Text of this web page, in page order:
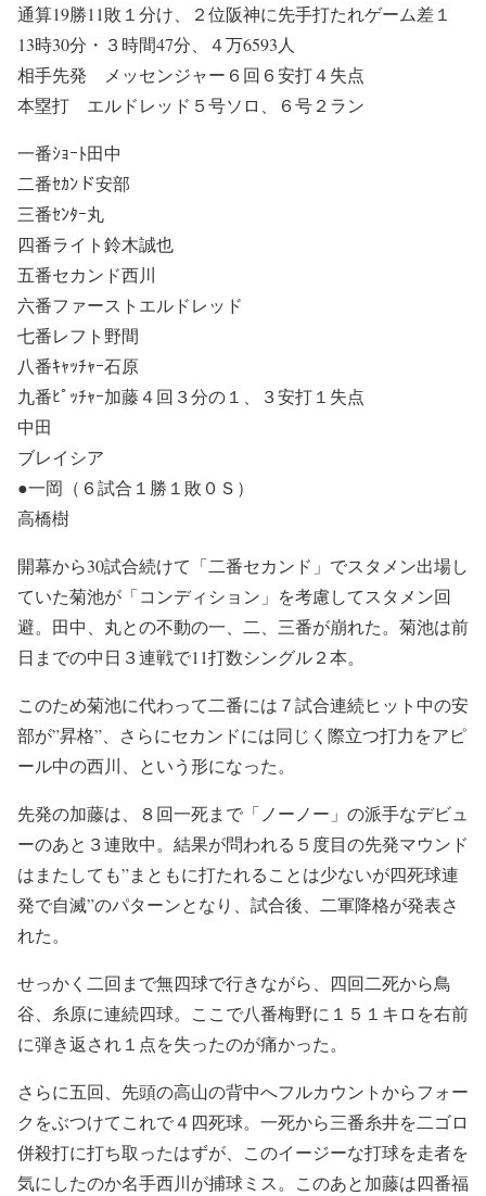
通算19勝11敗１分け、２位阪神に先手打たれゲーム差１
13時30分・３時間47分、４万6593人
相手先発 メッセンジャー６回６安打４失点
本塁打 エルドレッド５号ソロ、６号２ラン
一番ｼｮｰﾄ田中
二番ｾｶﾝド安部
三番ｾﾝﾀｰ丸
四番ライト鈴木誠也
五番セカンド西川
六番ファーストエルドレッド
七番レフト野間
八番ｷｬｯﾁｬｰ石原
九番ﾋﾟｯﾁｬｰ加藤４回３分の１、３安打１失点
中田
ブレイシア
●一岡（６試合１勝１敗０Ｓ）
高橋樹
開幕から30試合続けて「二番セカンド」でスタメン出場し
ていた菊池が「コンディション」を考慮してスタメン回
避。田中、丸との不動の一、二、三番が崩れた。菊池は前
日までの中日３連戦で11打数シングル２本。
このため菊池に代わって二番には７試合連続ヒット中の安
部が”昇格”、さらにセカンドには同じく際立つ打力をアピ
ール中の西川、という形になった。
先発の加藤は、８回一死まで「ノーノー」の派手なデビュ
ーのあと３連敗中。結果が問われる５度目の先発マウンド
はまたしても”まともに打たれることは少ないが四死球連
発で自滅”のパターンとなり、試合後、二軍降格が発表さ
れた。
せっかく二回まで無四球で行きながら、四回二死から鳥
谷、糸原に連続四球。ここで八番梅野に１５１キロを右前
に弾き返され１点を失ったのが痛かった。
さらに五回、先頭の高山の背中へフルカウントからフォー
クをぶつけてこれで４四死球。一死から三番糸井を二ゴロ
併殺打に打ち取ったはずが、このイージーな打球を走者を
気にしたのか名手西川が捕球ミス。このあと加藤は四番福